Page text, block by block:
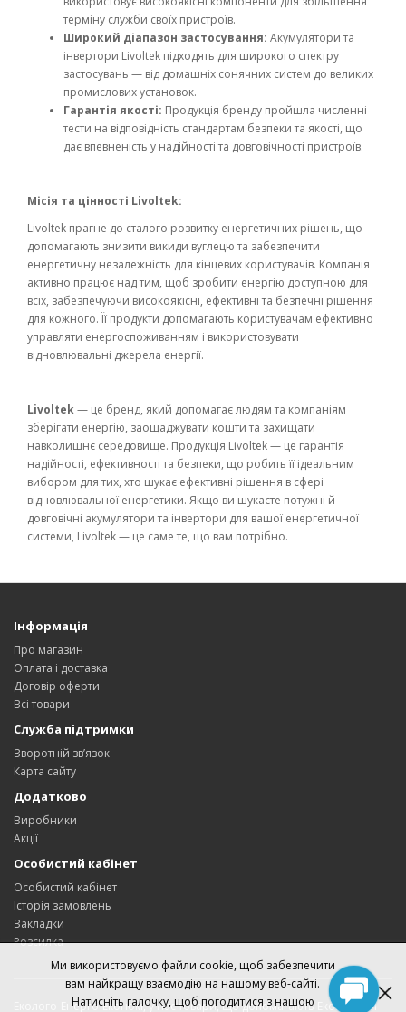
терміну служби своїх пристроїв.
Широкий діапазон застосування: Акумулятори та
інвертори Livoltek підходять для широкого спектру
застосувань — від домашніх сонячних систем до великих
промислових установок.
Гарантія якості: Продукція бренду пройшла численні
тести на відповідність стандартам безпеки та якості, що
дає впевненість у надійності та довговічності пристроїв.
Місія та цінності Livoltek:
Livoltek прагне до сталого розвитку енергетичних рішень, що
допомагають знизити викиди вуглецю та забезпечити
енергетичну незалежність для кінцевих користувачів. Компанія
активно працює над тим, щоб зробити енергію доступною для
всіх, забезпечуючи високоякісні, ефективні та безпечні рішення
для кожного. Її продукти допомагають користувачам ефективно
управляти енергоспоживанням і використовувати
відновлювальні джерела енергії.
Livoltek— це бренд, який допомагає людям та компаніям
зберігати енергію, заощаджувати кошти та захищати
навколишнє середовище. Продукція Livoltek — це гарантія
надійності, ефективності та безпеки, що робить її ідеальним
вибором для тих, хто шукає ефективні рішення в сфері
відновлювальної енергетики. Якщо ви шукаєте потужні й
довговічні акумулятори та інвертори для вашої енергетичної
системи, Livoltek — це саме те, що вам потрібно.
Інформація
Про магазин
Оплата і доставка
Договір оферти
Всі товари
Служба підтримки
Зворотній зв’язок
Карта сайту
Додатково
Виробники
Акції
Особистий кабінет
Особистий кабінет
Історія замовлень
Закладки
Розсилка
Еколого-Енерго-Економ, у нас товари, що допомагають Економити
Ми використовуємо файли cookie, щоб забезпечити
вам найкращу взаємодію на нашому веб-сайті.
Натисніть галочку, щоб погодитися з нашою